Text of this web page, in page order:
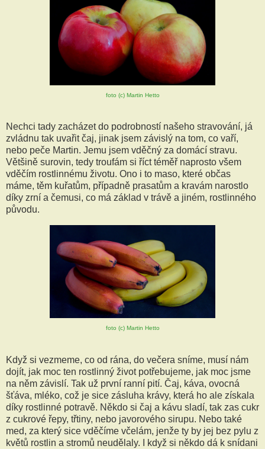
foto (c) Martin Hetto
Nechci tady zacházet do podrobností našeho stravování, já
zvládnu tak uvařit čaj, jinak jsem závislý na tom, co vaří,
nebo peče Martin. Jemu jsem vděčný za domácí stravu.
Většině surovin, tedy troufám si říct téměř naprosto všem
vděčím rostlinnému životu. Ono i to maso, které občas
máme, těm kuřatům, případně prasatům a kravám narostlo
díky zrní a čemusi, co má základ v trávě a jiném, rostlinného
původu.
foto (c) Martin Hetto
Když si vezmeme, co od rána, do večera sníme, musí nám
dojít, jak moc ten rostlinný život potřebujeme, jak moc jsme
na něm závislí. Tak už první ranní pití. Čaj, káva, ovocná
šťáva, mléko, což je sice zásluha krávy, která ho ale získala
díky rostlinné potravě. Někdo si čaj a kávu sladí, tak zas cukr
z cukrové řepy, třtiny, nebo javorového sirupu. Nebo také
med, za který sice vděčíme včelám, jenže ty by jej bez pylu z
květů rostlin a stromů neudělaly. I když si někdo dá k snídani